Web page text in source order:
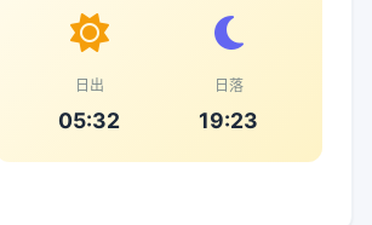
日出
05:32
日落
19:23